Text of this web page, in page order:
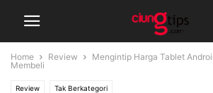
Home Review
Mengintip Harga Tablet
Membeli
Review Tak Berkategori